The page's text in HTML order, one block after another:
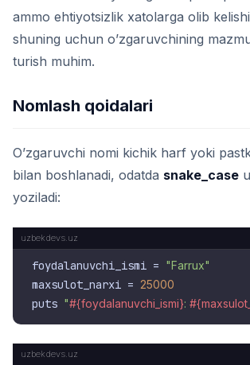
ammo ehtiyotsizlik xatolarga olib
shuning uchun o’zgaruvchining
turish muhim.
Nomlash qoidalari
O’zgaruvchi nomi kichik harf yoki
bilan boshlanadi, odatda snake_case
yoziladi:
foydalanuvchi_ismi = "Farrux"
maxsulot_narxi = 25000
puts "#{foydalanuvchi_ismi}: